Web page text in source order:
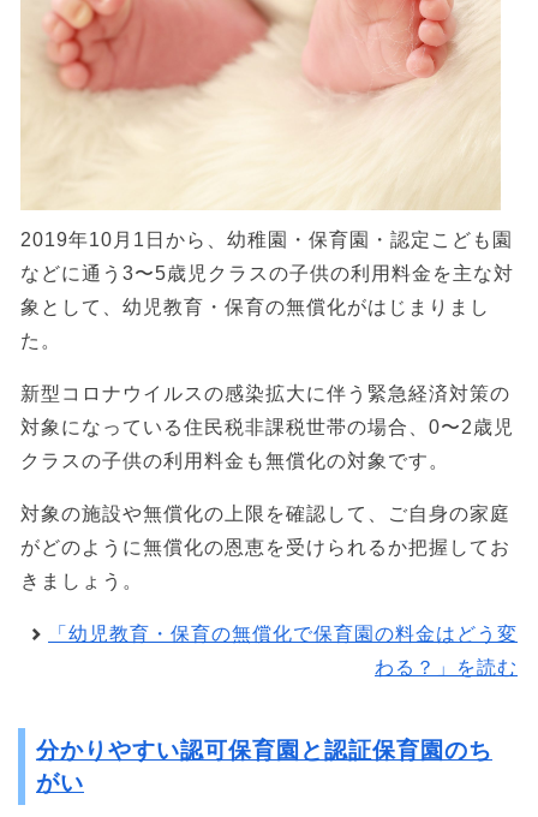
2019年10月1日から、幼稚園・保育園・認定こども園
などに通う3〜5歳児クラスの子供の利用料金を主な対
象として、幼児教育・保育の無償化がはじまりまし
た。
新型コロナウイルスの感染拡大に伴う緊急経済対策の
対象になっている住民税非課税世帯の場合、0〜2歳児
クラスの子供の利用料金も無償化の対象です。
対象の施設や無償化の上限を確認して、ご自身の家庭
がどのように無償化の恩恵を受けられるか把握してお
きましょう。
「幼児教育・保育の無償化で保育園の料金はどう変
わる？」を読む
分かりやすい認可保育園と認証保育園のち
がい